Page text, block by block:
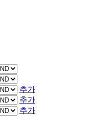
추가
추가
추가